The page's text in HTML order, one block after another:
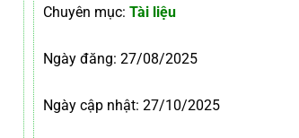
Chuyên mục: Tài liệu
Ngày đăng: 27/08/2025
Ngày cập nhật: 27/10/2025